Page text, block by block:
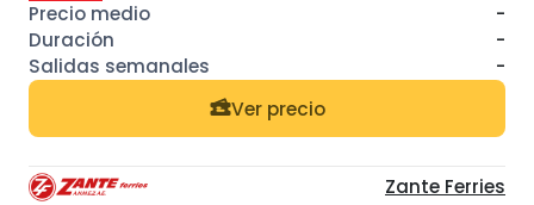
-
-
-
Ver precio
Zante Ferries